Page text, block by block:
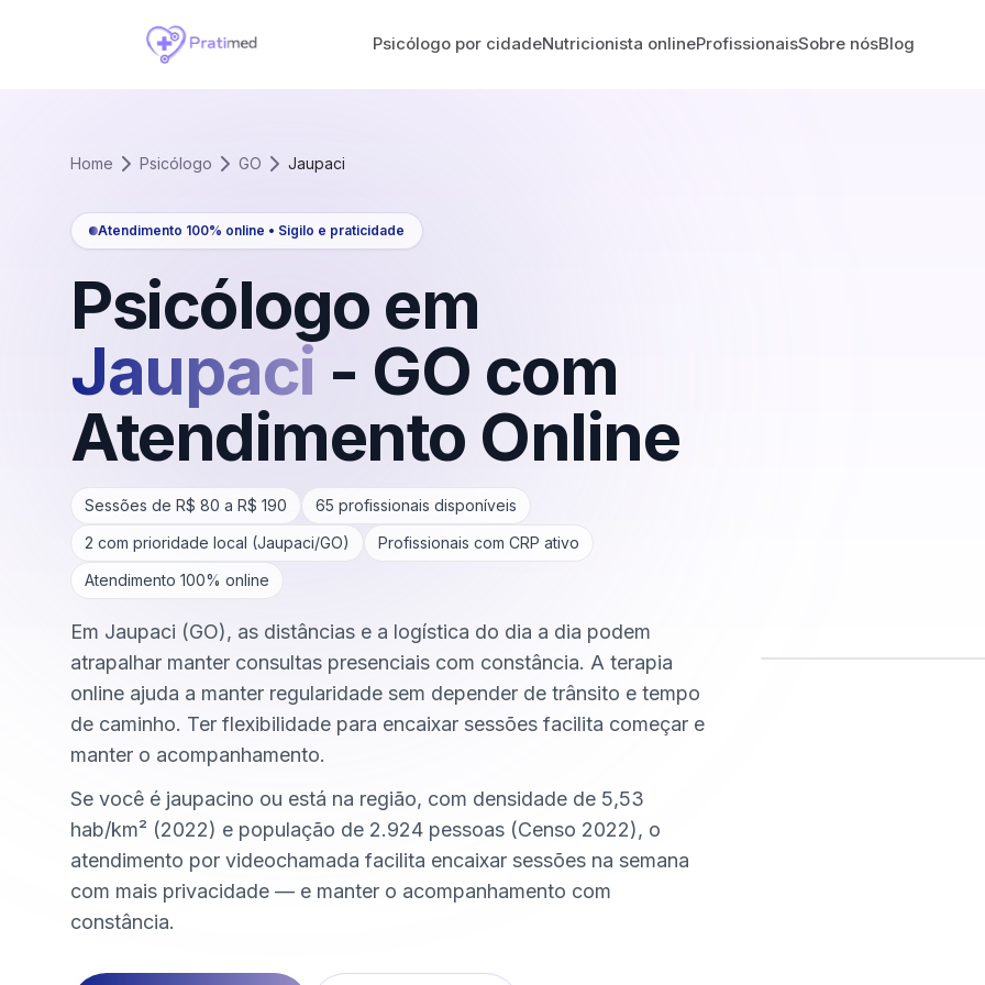
Psicólogo por cidadeNutricionista onlineProfissionaisSobre nósBlog
Home Psicólogo GO Jaupaci
Atendimento 100% online • Sigilo e praticidade
Psicólogo em
Jaupaci - GO com
Atendimento Online
Sessões de R$ 80 a R$ 190 65 profissionais disponíveis
2 com prioridade local (Jaupaci/GO)
Profissionais com CRP ativo
Atendimento 100% online
Em Jaupaci (GO), as distâncias e a logística do dia a dia podem
atrapalhar manter consultas presenciais com constância. A terapia
online ajuda a manter regularidade sem depender de trânsito e tempo
de caminho. Ter flexibilidade para encaixar sessões facilita começar e
manter o acompanhamento.
Se você é jaupacino ou está na região, com densidade de 5,53
hab/km² (2022) e população de 2.924 pessoas (Censo 2022), o
atendimento por videochamada facilita encaixar sessões na semana
com mais privacidade — e manter o acompanhamento com
constância.